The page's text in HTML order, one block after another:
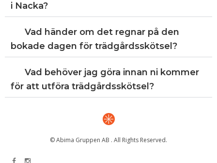
i Nacka?
Vad händer om det regnar på den
bokade dagen för trädgårdsskötsel?
Vad behöver jag göra innan ni kommer
för att utföra trädgårdsskötsel?
© Abima Gruppen AB . All Rights Reserved.